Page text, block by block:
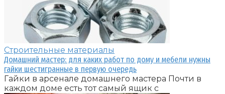
Строительные материалы
Домашний мастер: для каких работ по дому и мебели нужны
гайки шестигранные в первую очередь
Гайки в арсенале домашнего мастера Почти в
каждом доме есть тот самый ящик с